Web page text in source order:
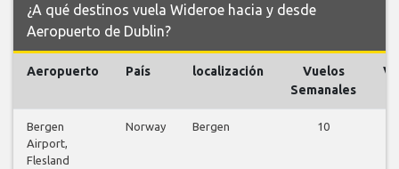
¿A qué destinos vuela Wideroe hacia y desde
Aeropuerto de Dublin?
Aeropuerto País localización
Vuelos
Semanales
Bergen
Airport,
Flesland
Norway Bergen 10